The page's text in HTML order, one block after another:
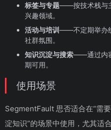
标签与专题——按技术栈与
兴趣领域。
活动与培训——不定期举办
社群氛围。
知识沉淀与搜索——通过内
期可用。
使用场景
SegmentFault 思否适合在“需
淀知识”的场景中使用，尤其适